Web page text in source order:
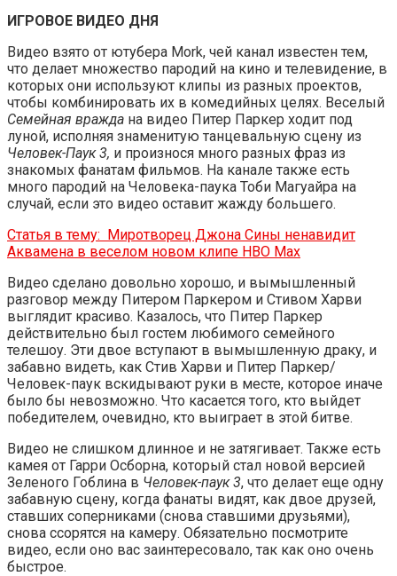
ИГРОВОЕ ВИДЕО ДНЯ
Видео взято от ютубера Mork, чей канал известен тем,
что делает множество пародий на кино и телевидение, в
которых они используют клипы из разных проектов,
чтобы комбинировать их в комедийных целях. Веселый
Семейная вражда на видео Питер Паркер ходит под
луной, исполняя знаменитую танцевальную сцену из
Человек-Паук 3, и произнося много разных фраз из
знакомых фанатам фильмов. На канале также есть
много пародий на Человека-паука Тоби Магуайра на
случай, если это видео оставит жажду большего.
Статья в тему: Миротворец Джона Сины ненавидит
Аквамена в веселом новом клипе HBO Max
Видео сделано довольно хорошо, и вымышленный
разговор между Питером Паркером и Стивом Харви
выглядит красиво. Казалось, что Питер Паркер
действительно был гостем любимого семейного
телешоу. Эти двое вступают в вымышленную драку, и
забавно видеть, как Стив Харви и Питер Паркер/
Человек-паук вскидывают руки в месте, которое иначе
было бы невозможно. Что касается того, кто выйдет
победителем, очевидно, кто выиграет в этой битве.
Видео не слишком длинное и не затягивает. Также есть
камея от Гарри Осборна, который стал новой версией
Зеленого Гоблина в Человек-паук 3, что делает еще одну
забавную сцену, когда фанаты видят, как двое друзей,
ставших соперниками (снова ставшими друзьями),
снова ссорятся на камеру. Обязательно посмотрите
видео, если оно вас заинтересовало, так как оно очень
быстрое.